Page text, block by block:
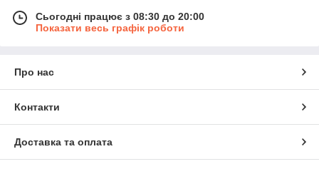
Сьогодні працює з 08:30 до 20:00
Показати весь графік роботи
Про нас
Контакти
Доставка та оплата